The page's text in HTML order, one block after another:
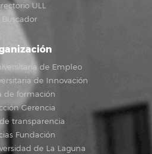
ULL
Buscador
de Empleo
de Innovación
de formación
Gerencia
transparencia
Fundación
de La Laguna